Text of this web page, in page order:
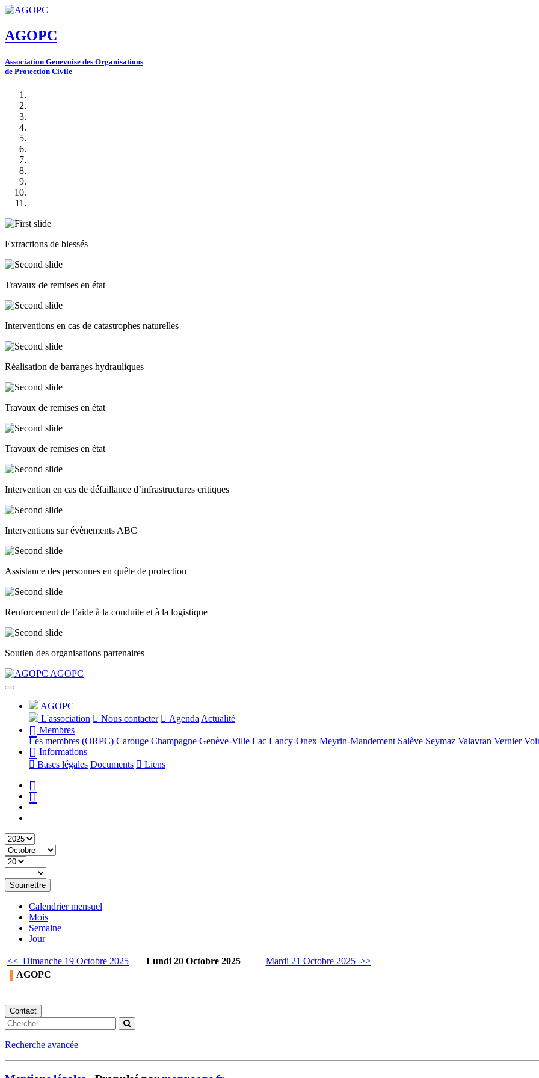
AGOPC
Association Genevoise des Organisations
de Protection Civile
Extractions de blessés
Travaux de remises en état
Interventions en cas de catastrophes naturelles
Réalisation de barrages hydrauliques
Travaux de remises en état
Travaux de remises en état
Intervention en cas de défaillance d’infrastructures critiques
Interventions sur évènements ABC
Assistance des personnes en quête de protection
Renforcement de l’aide à la conduite et à la logistique
Soutien des organisations partenaires
Précédent
Suivant AGOPC
AGOPC
L'association
Nous contacter Agenda Actualité
Membres
Les membres (ORPC) Carouge Champagne Genève-Ville Lac Lancy-Onex Meyrin-Mandement Salève Seymaz Valavran Vernier
Informations
Bases légales Documents Liens
Soumettre
Calendrier mensuel
Mois
Semaine
Jour
<< Dimanche 19 Octobre 2025 Lundi 20 Octobre 2025
Mardi 21 Octobre 2025 >>
AGOPC
Contact
Recherche avancée